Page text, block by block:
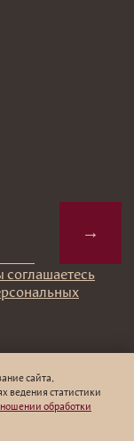
сайта,
ведения статистики
обработки